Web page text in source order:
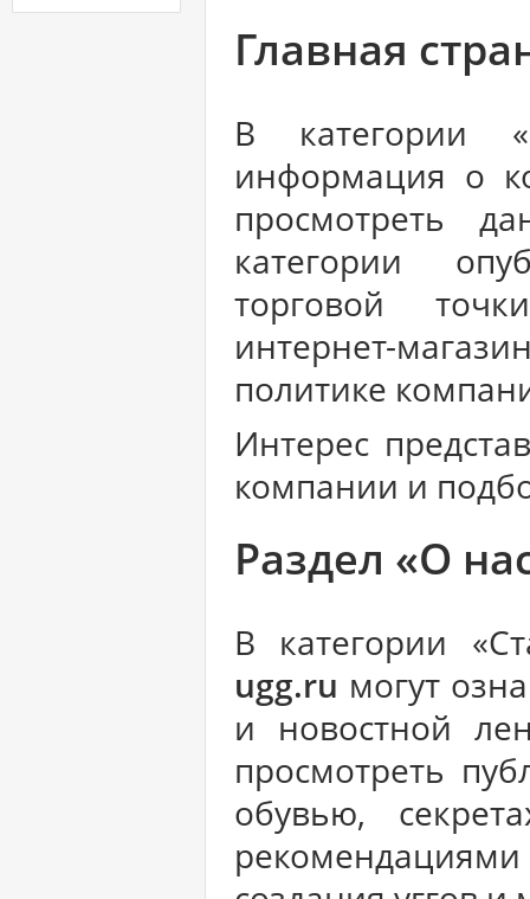
Главная
В категории
информация о
просмотреть
категории
торговой
интернет-
политике
Интерес
компании и
Раздел «О
В категории
ugg.ru могут
и новостной
просмотреть
обувью,